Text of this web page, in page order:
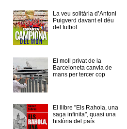
La veu solitària d’Antoni
Puigverd davant el déu
del futbol
El moll privat de la
Barceloneta canvia de
mans per tercer cop
El llibre "Els Rahola, una
saga infinita", quasi una
història del país